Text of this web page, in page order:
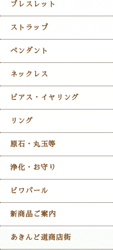
ブレスレット
ストラップ
ペンダント
ネックレス
ピアス・イヤリング
リング
原石・丸玉等
浄化・お守り
ビワパール
新商品ご案内
あきんど道商店街